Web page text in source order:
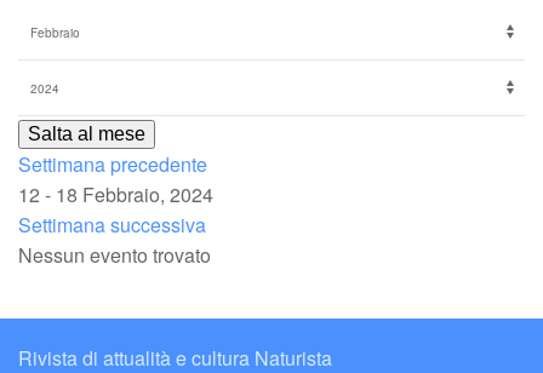
Salta al mese
Settimana precedente
12 - 18 Febbraio, 2024
Settimana successiva
Nessun evento trovato
Rivista di attualità e cultura Naturista